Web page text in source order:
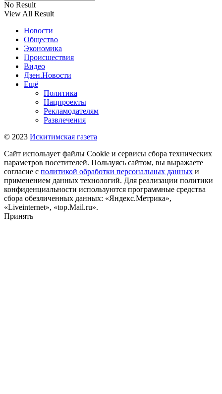
No Result
View All Result
Новости
Общество
Экономика
Происшествия
Видео
Дзен.Новости
Ещё
Политика
Нацпроекты
Рекламодателям
Развлечения
© 2023 Искитимская газета
Сайт использует файлы Cookie и сервисы сбора технических
параметров посетителей. Пользуясь сайтом, вы выражаете
согласие с политикой обработки персональных данных и
применением данных технологий. Для реализации политики
конфиденциальности используются программные средства
сбора обезличенных данных: «Яндекс.Метрика»,
«Liveinternet», «top.Mail.ru».
Принять